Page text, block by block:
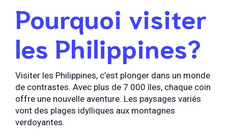
Pourquoi visiter
les Philippines?
Visiter les Philippines, c’est plonger dans un monde
de contrastes. Avec plus de 7 000 îles, chaque coin
offre une nouvelle aventure. Les paysages variés
vont des plages idylliques aux montagnes
verdoyantes.